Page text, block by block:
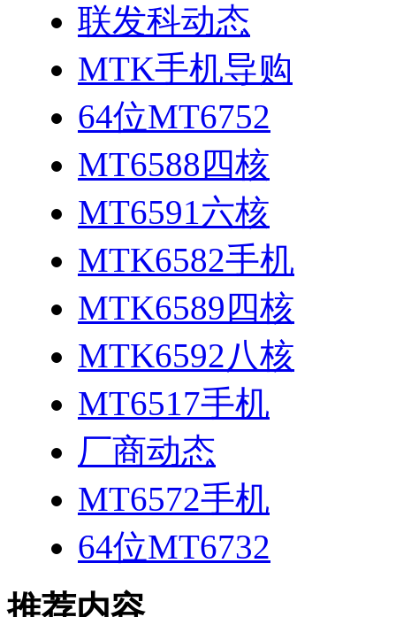
联发科动态
MTK手机导购
64位MT6752
MT6588四核
MT6591六核
MTK6582手机
MTK6589四核
MTK6592八核
MT6517手机
厂商动态
MT6572手机
64位MT6732
推荐内容